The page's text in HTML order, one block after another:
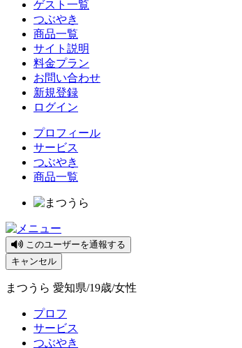
ゲスト一覧
つぶやき
商品一覧
サイト説明
料金プラン
お問い合わせ
新規登録
ログイン
プロフィール
サービス
つぶやき
商品一覧
このユーザーを通報する
キャンセル
まつうら 愛知県/19歳/女性
プロフ
サービス
つぶやき